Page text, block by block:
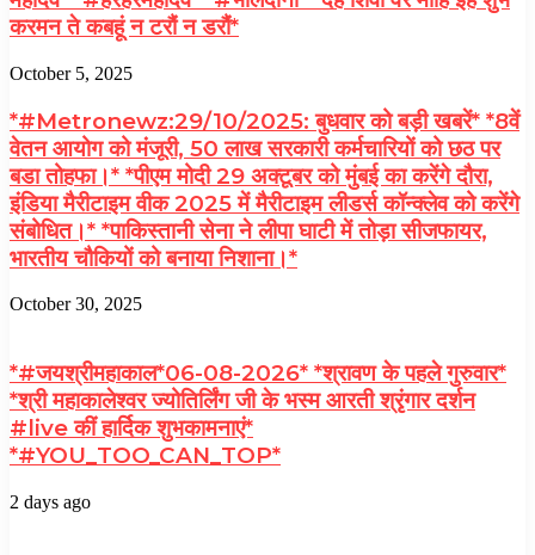
करमन ते कबहूं न टरौं न डरौं*
October 5, 2025
*#Metronewz:29/10/2025: बुधवार को बड़ी खबरें* *8वें
वेतन आयोग को मंजूरी, 50 लाख सरकारी कर्मचारियों को छठ पर
बडा तोहफा।* *पीएम मोदी 29 अक्टूबर को मुंबई का करेंगे दौरा,
इंडिया मैरीटाइम वीक 2025 में मैरीटाइम लीडर्स कॉन्क्लेव को करेंगे
संबोधित।* *पाकिस्तानी सेना ने लीपा घाटी में तोड़ा सीजफायर,
भारतीय चौकियों को बनाया निशाना।*
October 30, 2025
*#जयश्रीमहाकाल*06-08-2026* *श्रावण के पहले गुरुवार*
*श्री महाकालेश्वर ज्योतिर्लिंग जी के भस्म आरती श्रृंगार दर्शन
#live कीं हार्दिक शुभकामनाएं*
*#YOU_TOO_CAN_TOP*
2 days ago